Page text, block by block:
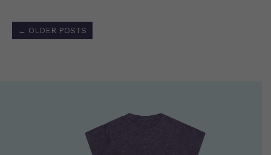
Posts
navigation
← OLDER POSTS